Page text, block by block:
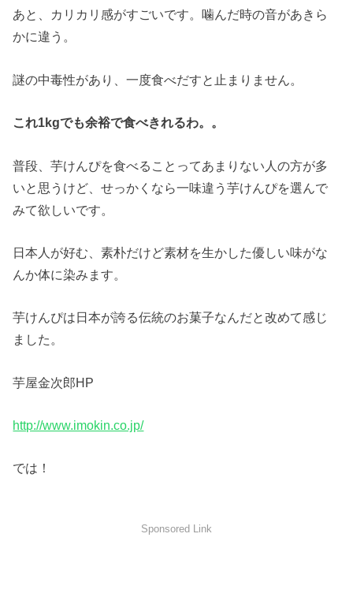
あと、カリカリ感がすごいです。噛んだ時の音があきら
かに違う。
謎の中毒性があり、一度食べだすと止まりません。
これ1kgでも余裕で食べきれるわ。。
普段、芋けんぴを食べることってあまりない人の方が多
いと思うけど、せっかくなら一味違う芋けんぴを選んで
みて欲しいです。
日本人が好む、素朴だけど素材を生かした優しい味がな
んか体に染みます。
芋けんぴは日本が誇る伝統のお菓子なんだと改めて感じ
ました。
芋屋金次郎HP
http://www.imokin.co.jp/
では！
Sponsored Link